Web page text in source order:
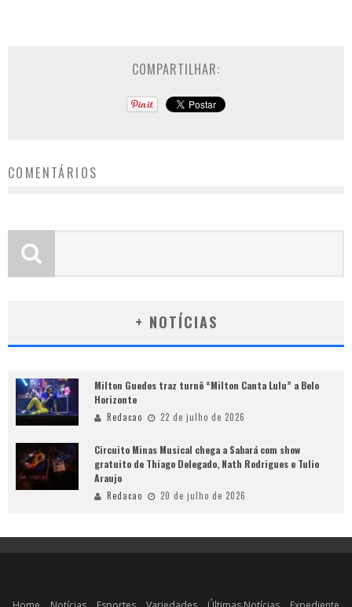
COMPARTILHAR:
COMENTÁRIOS
+ NOTÍCIAS
Milton Guedes traz turnê “Milton Canta Lulu” a Belo
Horizonte
Redacao 22 de julho de 2026
Circuito Minas Musical chega a Sabará com show
gratuito de Thiago Delegado, Nath Rodrigues e Tulio
Araujo
Redacao 20 de julho de 2026